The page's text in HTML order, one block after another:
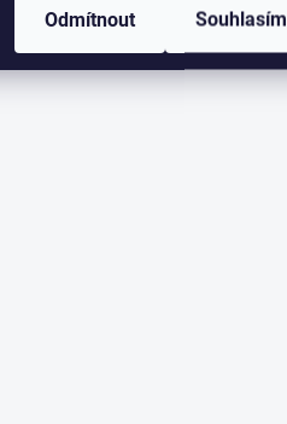
Odmítnout Souhlasím